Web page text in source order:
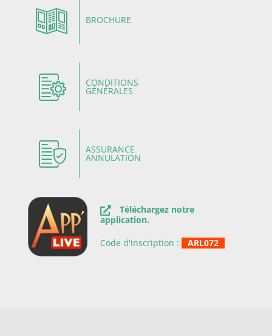
BROCHURE
CONDITIONS
GÉNÉRALES
ASSURANCE
ANNULATION
Téléchargez notre
application.
Code d'inscription :
ARL072